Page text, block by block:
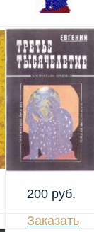
200 руб.
Заказать